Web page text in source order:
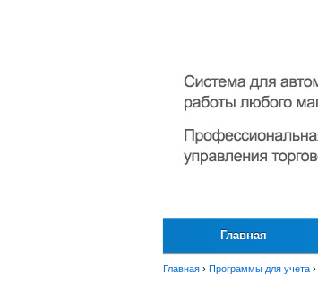
Главная
Главная › Программы для учета ›